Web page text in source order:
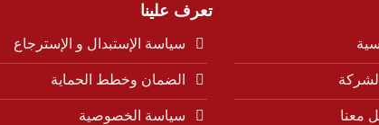
تعرف علينا
معنا
سياسة الإستبدال و الإسترجاع
الضمان وخطط الحماية
سياسة الخصوصية